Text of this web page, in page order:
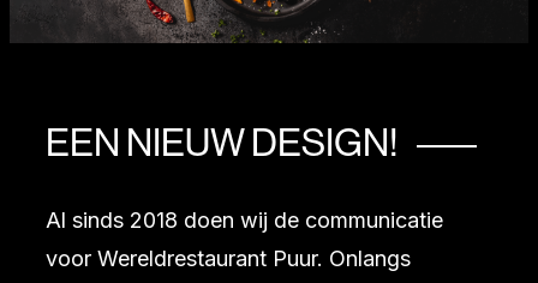
EEN NIEUW DESIGN!
Al sinds 2018 doen wij de communicatie
voor Wereldrestaurant Puur. Onlangs